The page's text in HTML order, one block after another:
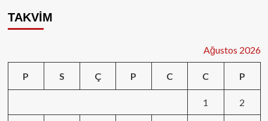
TAKVİM
Ağustos 2026
P S Ç P C C P
1 2